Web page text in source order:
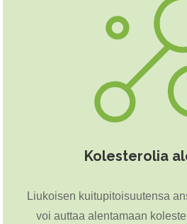
Kolesterolia
Liukoisen kuitupitoisuutensa
voi auttaa alentamaan